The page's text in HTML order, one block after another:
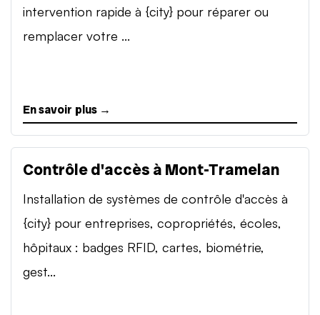
intervention rapide à {city} pour réparer ou
remplacer votre ...
En savoir plus →
Contrôle d'accès à Mont-Tramelan
Installation de systèmes de contrôle d'accès à
{city} pour entreprises, copropriétés, écoles,
hôpitaux : badges RFID, cartes, biométrie,
gest...